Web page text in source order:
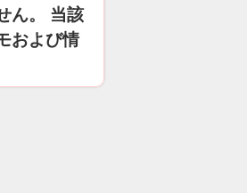
ん。 当該
および情